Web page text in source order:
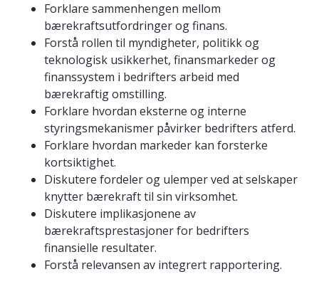
Forklare sammenhengen mellom
bærekraftsutfordringer og finans.
Forstå rollen til myndigheter, politikk og
teknologisk usikkerhet, finansmarkeder og
finanssystem i bedrifters arbeid med
bærekraftig omstilling.
Forklare hvordan eksterne og interne
styringsmekanismer påvirker bedrifters atferd.
Forklare hvordan markeder kan forsterke
kortsiktighet.
Diskutere fordeler og ulemper ved at selskaper
knytter bærekraft til sin virksomhet.
Diskutere implikasjonene av
bærekraftsprestasjoner for bedrifters
finansielle resultater.
Forstå relevansen av integrert rapportering.